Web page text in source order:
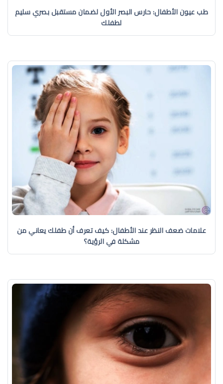
طب عيون الأطفال: حارس البصر الأول لضمان مستقبل بصري سليم
لطفلك
علامات ضعف النظر عند الأطفال: كيف تعرف أن طفلك يعاني من
مشكلة في الرؤية؟